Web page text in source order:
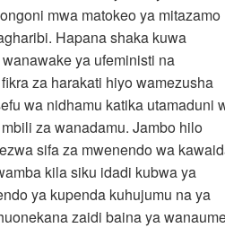
mwa matokeo ya mitazamo
Hapana shaka kuwa
ya ufeministi na
za harakati hiyo wamezusha
wa nidhamu katika utamaduni
za wanadamu. Jambo hilo
sifa za mwenendo wa
kila siku idadi kubwa ya
ya kupenda kuhujumu na ya
zaidi baina ya